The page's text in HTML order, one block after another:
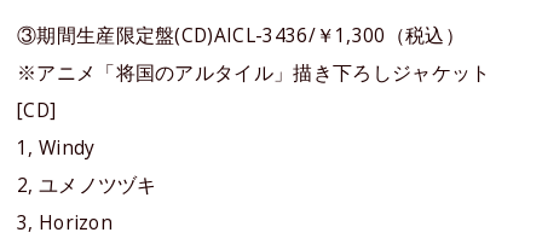
③期間生産限定盤(CD)AICL-3436/￥1,300（税込）
※アニメ「将国のアルタイル」描き下ろしジャケット
[CD]
1, Windy
2, ユメノツヅキ
3, Horizon